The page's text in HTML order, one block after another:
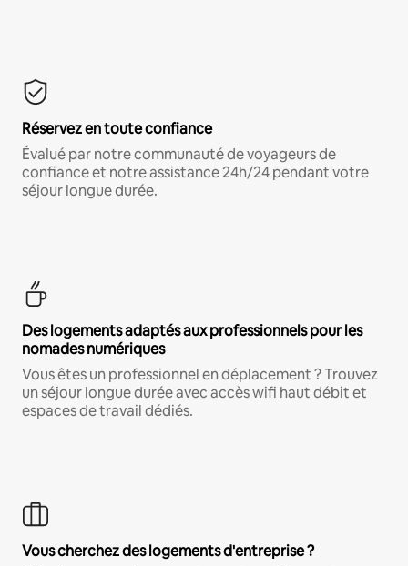
Réservez en toute confiance
Évalué par notre communauté de voyageurs de
confiance et notre assistance 24h/24 pendant votre
séjour longue durée.
Des logements adaptés aux professionnels pour les
nomades numériques
Vous êtes un professionnel en déplacement ? Trouvez
un séjour longue durée avec accès wifi haut débit et
espaces de travail dédiés.
Vous cherchez des logements d'entreprise ?